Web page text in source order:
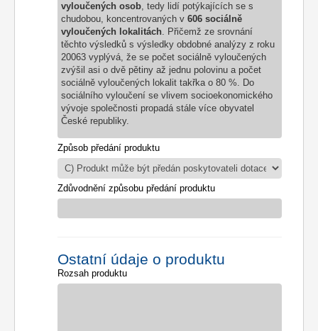
vyloučených osob, tedy lidí potýkajících se s
chudobou, koncentrovaných v 606 sociálně
vyloučených lokalitách. Přičemž ze srovnání
těchto výsledků s výsledky obdobné analýzy z roku
20063 vyplývá, že se počet sociálně vyloučených
zvýšil asi o dvě pětiny až jednu polovinu a počet
sociálně vyloučených lokalit takřka o 80 %. Do
sociálního vyloučení se vlivem socioekonomického
vývoje společnosti propadá stále více obyvatel
České republiky.
Způsob předání produktu
Zdůvodnění způsobu předání produktu
Ostatní údaje o produktu
Rozsah produktu